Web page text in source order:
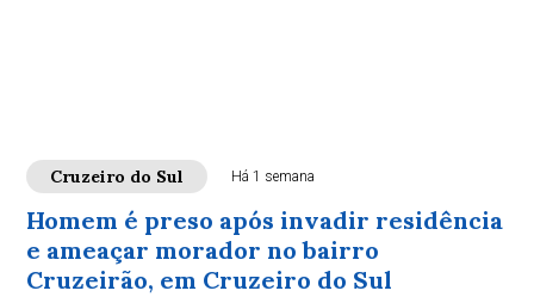
Cruzeiro do Sul Há 1 semana
Homem é preso após invadir residência
e ameaçar morador no bairro
Cruzeirão, em Cruzeiro do Sul